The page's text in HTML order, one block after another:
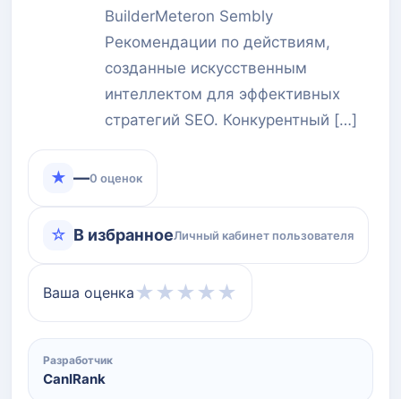
BuilderMeteron Sembly
Рекомендации по действиям,
созданные искусственным
интеллектом для эффективных
стратегий SEO. Конкурентный […]
★ —0 оценок
☆ В избранноеЛичный кабинет пользователя
Ваша оценка ★ ★ ★ ★ ★
Разработчик
CanIRank